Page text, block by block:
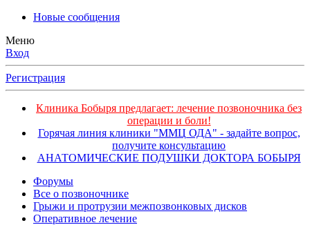
Новые сообщения
Меню
Вход
Регистрация
Клиника Бобыря предлагает: лечение позвоночника без
операции и боли!
Горячая линия клиники "ММЦ ОДА" - задайте вопрос,
получите консультацию
АНАТОМИЧЕСКИЕ ПОДУШКИ ДОКТОРА БОБЫРЯ
Форумы
Все о позвоночнике
Грыжи и протрузии межпозвонковых дисков
Оперативное лечение